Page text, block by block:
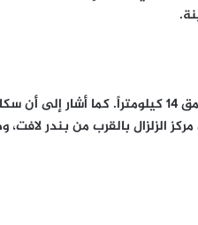
أوضح المركز الأوروبي المتوسطي لرصد الزلازل أن الهزة وقعت على عمق 14
الزلزال بالقرب من بندر لافت،